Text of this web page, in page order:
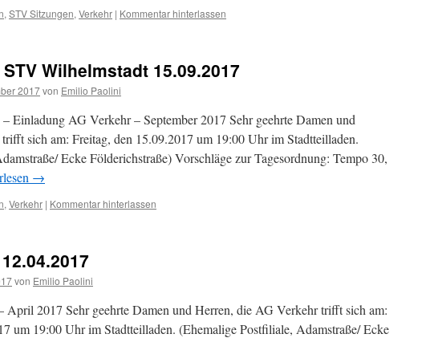
, STV Sitzungen, Verkehr | Kommentar hinterlassen
Wilhelmstadt 15.09.2017
2017von Emilio Paolini
AG Verkehr – September 2017 Sehr geehrte Damen und
sich am: Freitag, den 15.09.2017 um 19:00 Uhr im Stadtteilladen.
Ecke Földerichstraße) Vorschläge zur Tagesordnung: Tempo 30,
→
, Verkehr | Kommentar hinterlassen
von Emilio Paolini
2017 Sehr geehrte Damen und Herren, die AG Verkehr trifft sich am:
um 19:00 Uhr im Stadtteilladen. (Ehemalige Postfiliale, Adamstraße/ Ecke